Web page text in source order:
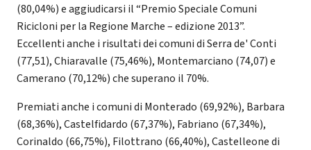
(80,04%) e aggiudicarsi il “Premio Speciale Comuni
Ricicloni per la Regione Marche – edizione 2013”.
Eccellenti anche i risultati dei comuni di Serra de' Conti
(77,51), Chiaravalle (75,46%), Montemarciano (74,07) e
Camerano (70,12%) che superano il 70%.
Premiati anche i comuni di Monterado (69,92%), Barbara
(68,36%), Castelfidardo (67,37%), Fabriano (67,34%),
Corinaldo (66,75%), Filottrano (66,40%), Castelleone di